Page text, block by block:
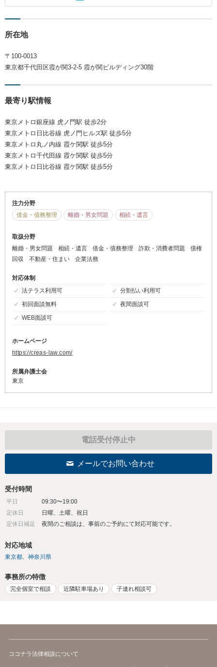
所在地
〒100-0013
東京都千代田区霞が関3-2-5 霞が関ビルディング30階
最寄り駅情報
東京メトロ銀座線 虎ノ門駅 徒歩2分
東京メトロ日比谷線 虎ノ門ヒルズ駅 徒歩5分
東京メトロ丸ノ内線 霞ケ関駅 徒歩5分
東京メトロ千代田線 霞ケ関駅 徒歩5分
東京メトロ日比谷線 霞ケ関駅 徒歩5分
注力分野
借金・債務整理
離婚・男女問題 相続・遺言
取扱分野
離婚・男女問題
相続・遺言 借金・債務整理 詐欺・消費者問題
債権
回収
不動産・住まい 企業法務
対応体制
法テラス利用可
分割払い利用可
初回面談無料
夜間面談可
WEB面談可
ホームページ
https://creas-law.com/
所属弁護士会
東京
電話受付停止中
メールでお問い合わせ
受付時間
平日
09:30〜19:00
定休日
日曜、土曜、祝日
定休日補足
夜間のご相談は、事前のご予約にて対応可能です。
対応地域
東京都 神奈川県
事務所の特徴
完全個室で相談 近隣駐車場あり 子連れ相談可
ココナラ法律相談について